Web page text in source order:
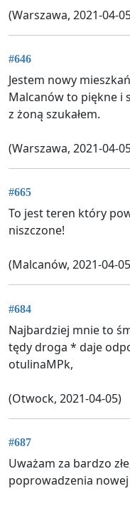
(Warszawa, 2021-04-
#646
Jestem nowy
Malcanów to piękne i
z żoną szukałem.
(Warszawa, 2021-04-
#665
To jest teren który
niszczone!
(Malcanów, 2021-04-
#684
Najbardziej mnie to
tędy droga * daje
otulinaMPk,
(Otwock, 2021-04-05)
#687
Uważam za bardzo
poprowadzenia